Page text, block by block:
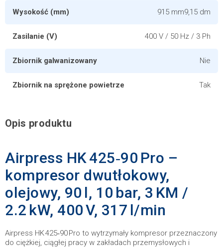
Wysokość (mm) 915 mm9,15 dm
Zasilanie (V) 400 V / 50 Hz / 3 Ph
Zbiornik galwanizowany Nie
Zbiornik na sprężone powietrze Tak
Opis produktu
Airpress HK 425‑90 Pro –
kompresor dwutłokowy,
olejowy, 90 l, 10 bar, 3 KM /
2.2 kW, 400 V, 317 l/min
Airpress HK 425‑90 Pro to wytrzymały kompresor przeznaczony
do ciężkiej, ciągłej pracy w zakładach przemysłowych i